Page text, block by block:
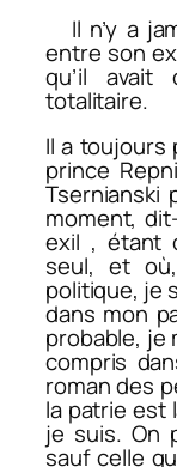
Il n’y a
entre son
qu’il
totalitaire.
Il a toujours
prince
Tsernianski
moment,
exil , étant
seul, et
politique, je
dans mon
probable, je
compris
roman des
la patrie est
je suis. On
sauf celle